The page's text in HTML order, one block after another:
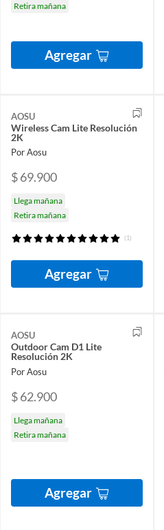
Retira mañana
Agregar
AOSU
Wireless Cam Lite Resolución
2K
Por Aosu
$ 69.900
Llega mañana
Retira mañana
(1)
Agregar
AOSU
Outdoor Cam D1 Lite
Resolución 2K
Por Aosu
$ 62.900
Llega mañana
Retira mañana
Agregar